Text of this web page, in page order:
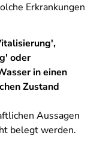
Erkrankungen
oder
in einen
Zustand
Aussagen
belegt werden.